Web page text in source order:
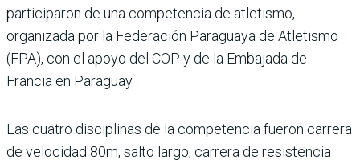
parti­ciparon de una competen­cia de atletismo,
organizada por la Federación Para­guaya de Atletismo
(FPA), con el apoyo del COP y de la Embajada de
Francia en Paraguay.
Las cuatro disciplinas de la competencia fueron carrera
de velocidad 80m, salto largo, carrera de resistencia